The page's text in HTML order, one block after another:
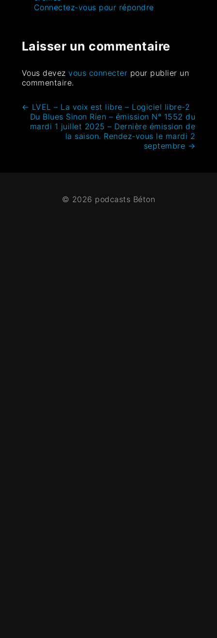
Connectez-vous pour répondre
Laisser un commentaire
Vous devezvous connecter pour publier un
commentaire.
← LVEL – La voix est libre – Logiciel libre-2
Du Blues Sinon Rien – émission N° 1552 du
mardi 1 juillet 2025 – Dernière émission de
la saison. Rendez-vous le mardi 2
septembre →
© 2026 podcasts Béton